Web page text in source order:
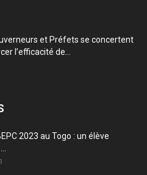
et Préfets se concertent
l’efficacité de...
2023 au Togo : un élève